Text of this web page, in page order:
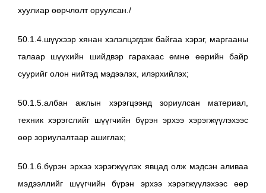
хуулиар өөрчлөлт оруулсан./
50.1.4.шүүхээр хянан хэлэлцэгдэж байгаа хэрэг, маргааны
талаар шүүхийн шийдвэр гарахаас өмнө өөрийн байр
суурийг олон нийтэд мэдээлэх, илэрхийлэх;
50.1.5.албан ажлын хэрэгцээнд зориулсан материал,
техник хэрэгслийг шүүгчийн бүрэн эрхээ хэрэгжүүлэхээс
өөр зориулалтаар ашиглах;
50.1.6.бүрэн эрхээ хэрэгжүүлэх явцад олж мэдсэн аливаа
мэдээллийг шүүгчийн бүрэн эрхээ хэрэгжүүлэхээс өөр